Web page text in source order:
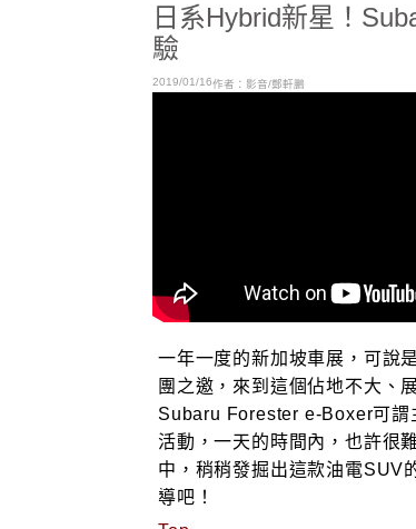
日系Hybrid新星！
驗
2019/01/16作者：影音/鄭軒鵬
一年一度的新加坡車展，可說
團之邀，來到這個佔地不大、
Subaru Forester e-Boxer可謂
活動，一天的時間內，也許很
中，稍稍發掘出這款油電SUV
導吧！